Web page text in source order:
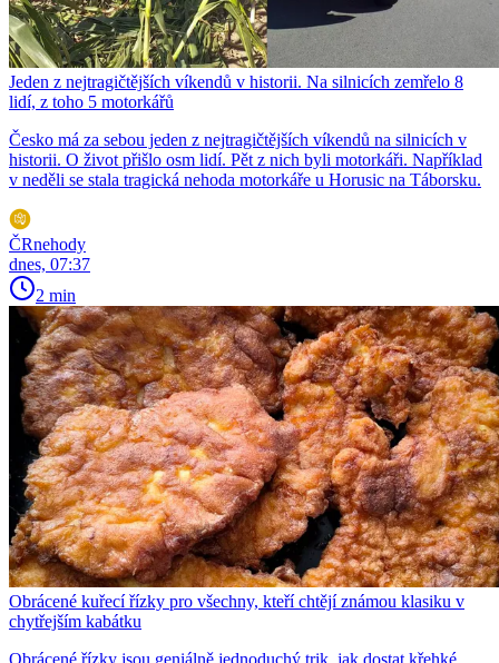
Jeden z nejtragičtějších víkendů v historii. Na silnicích zemřelo 8
lidí, z toho 5 motorkářů
Česko má za sebou jeden z nejtragičtějších víkendů na silnicích v
historii. O život přišlo osm lidí. Pět z nich byli motorkáři. Například
v neděli se stala tragická nehoda motorkáře u Horusic na Táborsku.
ČRnehody
dnes, 07:37
2 min
Obrácené kuřecí řízky pro všechny, kteří chtějí známou klasiku v
chytřejším kabátku